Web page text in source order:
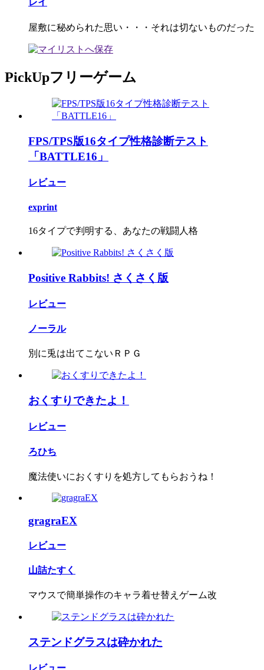
レイ
屋敷に秘められた思い・・・それは切ないものだった
PickUpフリーゲーム
FPS/TPS版16タイプ性格診断テスト
「BATTLE16」
レビュー
exprint
16タイプで判明する、あなたの戦闘人格
Positive Rabbits! さくさく版
レビュー
ノーラル
別に兎は出てこないＲＰＧ
おくすりできたよ！
レビュー
ろひち
魔法使いにおくすりを処方してもらおうね！
gragraEX
レビュー
山詰たすく
マウスで簡単操作のキャラ着せ替えゲーム改
ステンドグラスは砕かれた